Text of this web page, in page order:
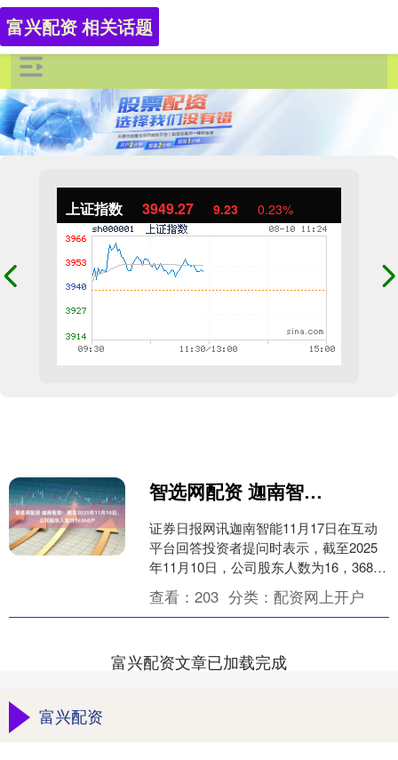
上证指数 3949.27 9.23 0.23%
富兴配资 相关话题
智选网配资 迦南智能：截至2025年11月10日，公司股东人数为16368户
证券日报网讯迦南智能11月17日在互动
平台回答投资者提问时表示，截至2025
年11月10日，公司股东人数为16，368
户。 （文章来源：证券日报） 海量资
讯、精....
查看：203 分类：配资网上开户
富兴配资文章已加载完成
富兴配资